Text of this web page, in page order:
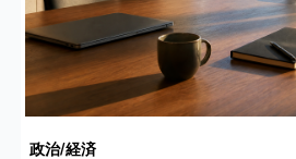
政治/経済